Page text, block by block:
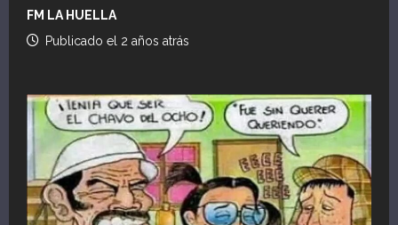
FM LA HUELLA
Publicado el 2 años atrás